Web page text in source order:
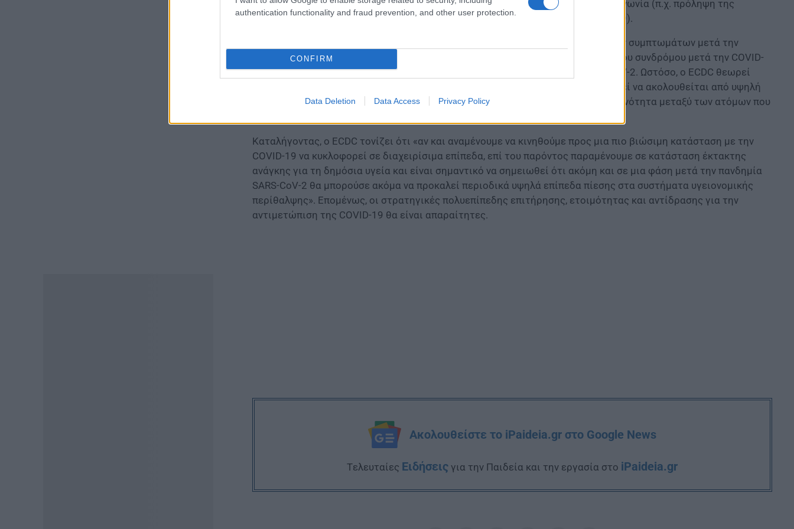
authentication functionality and fraud prevention, and other user protection.
CONFIRM
Data Deletion Data Access Privacy Policy
Ποιοί σπουδαστές θα λάβουν
ενισχυτικά παρέχουν πρόσθετα μακροπρόθεσμα οφέλη για τα άτομα και την κοινωνία (π.χ. πρόληψη της
απουσίας από την εργασία ή την εκπαίδευση και το μετα-οξύ σύνδρομο COVID-19).
Δεν υπάρχουν μέχρι στιγμής δεδομένα σχετικά με τη συχνότητα παρατεταμένων συμπτωμάτων μετά την
COVID-19 λόγω της Omicron, ούτε για το εάν αυτή διαφέρει από τη συχνότητα του συνδρόμου μετά την COVID-
19 που προκλήθηκε από παλαιότερες κυκλοφορούσες παραλλαγές του SARS-CoV-2. Ωστόσο, ο ECDC θεωρεί
«εύλογο» ότι ο μεγάλος αριθμός περιπτώσεων λοίμωξης από την Omicron μπορεί να ακολουθείται από υψηλή
συχνότητα εμφάνισης μετα-COVID-19 κατάστασης, με αναλογικά υψηλότερη συχνότητα μεταξύ των ατόμων που
Καταλήγοντας, ο ECDC τονίζει ότι «αν και αναμένουμε να κινηθούμε προς μια πιο βιώσιμη κατάσταση με την
COVID-19 να κυκλοφορεί σε διαχειρίσιμα επίπεδα, επί του παρόντος παραμένουμε σε κατάσταση έκτακτης
ανάγκης για τη δημόσια υγεία και είναι σημαντικό να σημειωθεί ότι ακόμη και σε μια φάση μετά την πανδημία
SARS-CoV-2 θα μπορούσε ακόμα να προκαλεί περιοδικά υψηλά επίπεδα πίεσης στα συστήματα υγειονομικής
περίθαλψης». Επομένως, οι στρατηγικές πολυεπίπεδης επιτήρησης, ετοιμότητας και αντίδρασης για την
αντιμετώπιση της COVID-19 θα είναι απαραίτητες.
Ακολουθείστε το iPaideia.gr στο Google News
Tελευταίες Ειδήσεις για την Παιδεία και την εργασία στο iPaideia.gr